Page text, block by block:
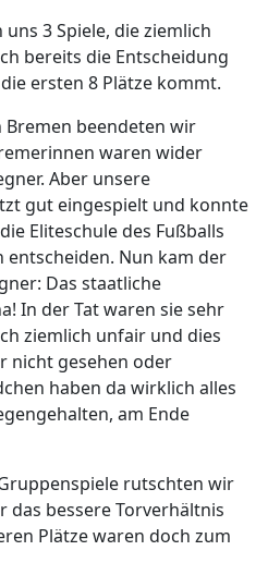
3 Spiele, die ziemlich
bereits die Entscheidung
ersten 8 Plätze kommt.
Bremen beendeten wir
waren wider
Aber unsere
gut eingespielt und konnte
Eliteschule des Fußballs
entscheiden. Nun kam der
Das staatliche
In der Tat waren sie sehr
ziemlich unfair und dies
nicht gesehen oder
haben da wirklich alles
am Ende
rutschten wir
das bessere Torverhältnis
Plätze waren doch zum